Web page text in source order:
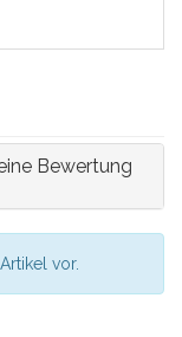
Bewertung
vor.